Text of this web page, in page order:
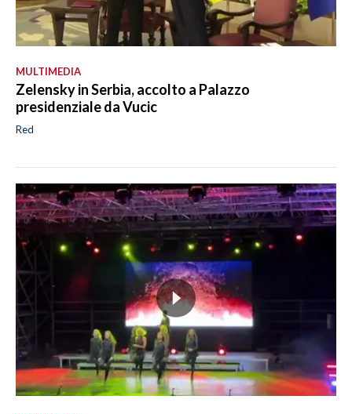
MULTIMEDIA
Zelensky in Serbia, accolto a Palazzo
presidenziale da Vucic
Red